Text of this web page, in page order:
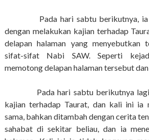
Pada hari sabtu berikutnya, ia
dengan melakukan kajian terhadap
delapan halaman yang menyebutkan
sifat-sifat Nabi SAW. Seperti
memotong delapan halaman tersebut
Pada hari sabtu berikutnya lagi,
kajian terhadap Taurat, dan kali ini ia
sama, bahkan ditambah dengan cerita
sahabat di sekitar beliau, dan ia